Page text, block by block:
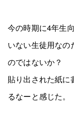
今の時期に4年生
いない生徒用なの
のではないか？
貼り出された紙に
るなーと感じた。